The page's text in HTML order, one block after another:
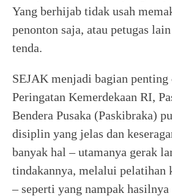
Yang berhijab tidak usah
penonton saja, atau petugas
tenda.
SEJAK menjadi bagian penting
Peringatan Kemerdekaan RI,
Bendera Pusaka (Paskibraka)
disiplin yang jelas dan
banyak hal – utamanya gerak
tindakannya, melalui pelatihan
– seperti yang nampak